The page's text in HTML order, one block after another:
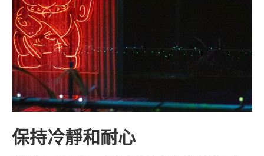
保持冷靜和耐心